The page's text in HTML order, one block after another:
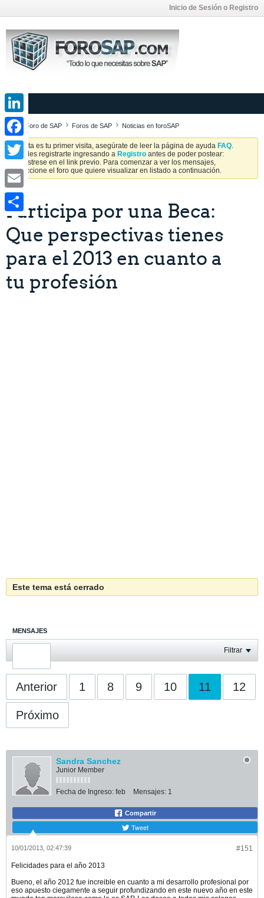
Inicio de Sesión o Registro
Foro de SAP Foros de SAP Noticias en foroSAP
Si esta es tu primer visita, asegúrate de leer la página de ayuda FAQ.
Puedes registrarte ingresando a Registro antes de poder postear:
Regístrese en el link previo. Para comenzar a ver los mensajes,
seleccione el foro que quiere visualizar en listado a continuación.
Participa por una Beca:
Que perspectivas tienes
para el 2013 en cuanto a
tu profesión
Este tema está cerrado
MENSAJES
ÚLTIMA ACTIVIDAD Filtrar
Anterior 1 8 9 10 11 12
Próximo
Sandra Sanchez
Junior Member
Fecha de Ingreso: feb Mensajes: 1
Compartir
Tweet
#151
10/01/2013, 02:47:39
Felicidades para el año 2013
Bueno, el año 2012 fue increible en cuanto a mi desarrollo profesional por
eso apuesto ciegamente a seguir profundizando en este nuevo año en este
LinkedIn
Facebook
Twitter
Email